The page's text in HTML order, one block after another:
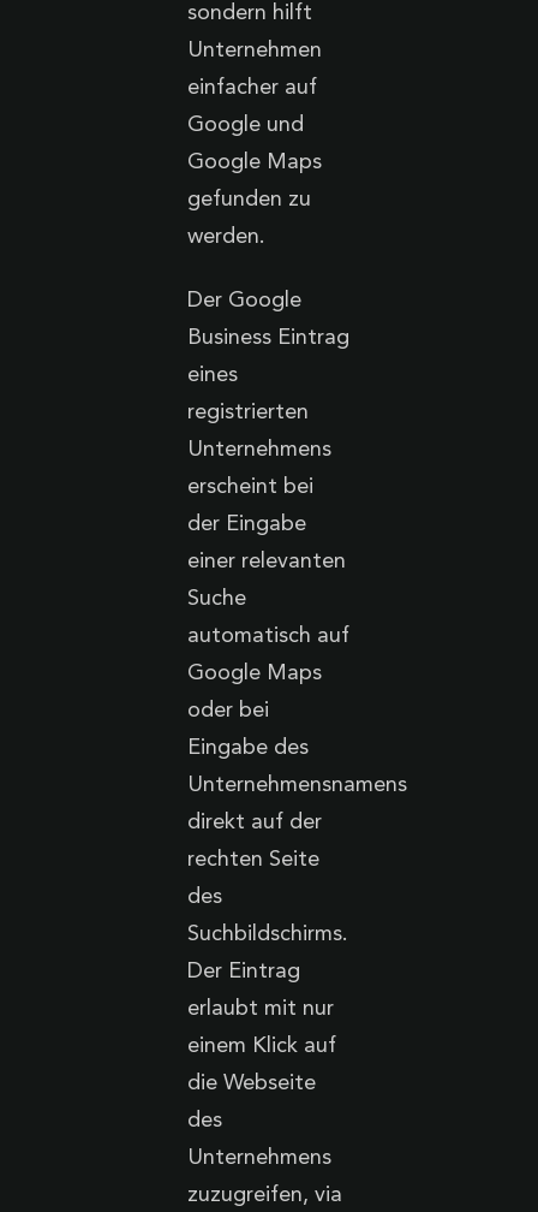
sondern hilft
Unternehmen
einfacher auf
Google und
Google Maps
gefunden zu
werden.
Der Google
Business Eintrag
eines
registrierten
Unternehmens
erscheint bei
der Eingabe
einer relevanten
Suche
automatisch auf
Google Maps
oder bei
Eingabe des
Unternehmensnamens
direkt auf der
rechten Seite
des
Suchbildschirms.
Der Eintrag
erlaubt mit nur
einem Klick auf
die Webseite
des
Unternehmens
zuzugreifen, via